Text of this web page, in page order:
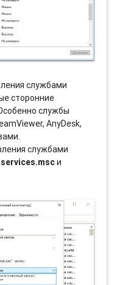
службами
сторонние
службы
AnyDesk,
службами
services.mscи